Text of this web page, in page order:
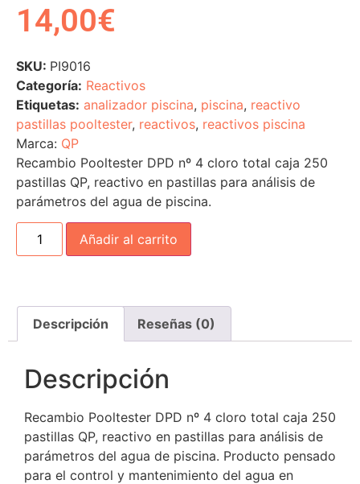
14,00€
SKU: PI9016
Categoría: Reactivos
Etiquetas: analizador piscina, piscina, reactivo
pastillas pooltester, reactivos, reactivos piscina
Marca: QP
Recambio Pooltester DPD nº 4 cloro total caja 250
pastillas QP, reactivo en pastillas para análisis de
parámetros del agua de piscina.
Añadir al carrito
Descripción Reseñas (0)
Descripción
Recambio Pooltester DPD nº 4 cloro total caja 250
pastillas QP, reactivo en pastillas para análisis de
parámetros del agua de piscina. Producto pensado
para el control y mantenimiento del agua en